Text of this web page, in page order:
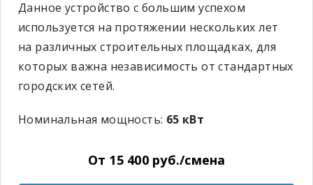
Данное устройство с большим успехом
используется на протяжении нескольких лет
на различных строительных площадках, для
которых важна независимость от стандартных
городских сетей.
Номинальная мощность: 65 кВт
От 15 400 руб./смена